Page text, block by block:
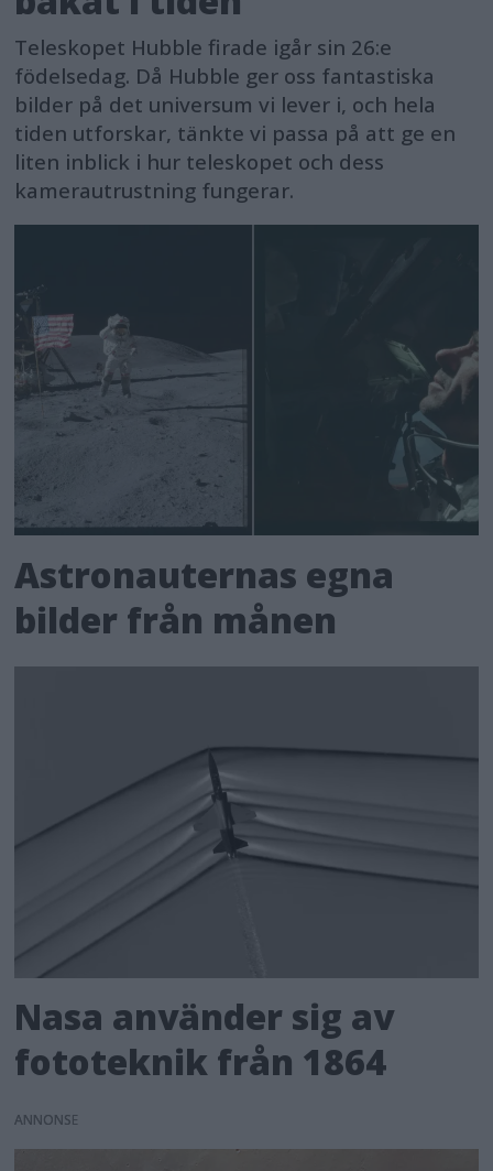
Teleskopet Hubble firade igår sin 26:e
födelsedag. Då Hubble ger oss fantastiska
bilder på det universum vi lever i, och hela
tiden utforskar, tänkte vi passa på att ge en
liten inblick i hur teleskopet och dess
kamerautrustning fungerar.
Astronauternas egna
bilder från månen
Nasa använder sig av
fototeknik från 1864
ANNONS